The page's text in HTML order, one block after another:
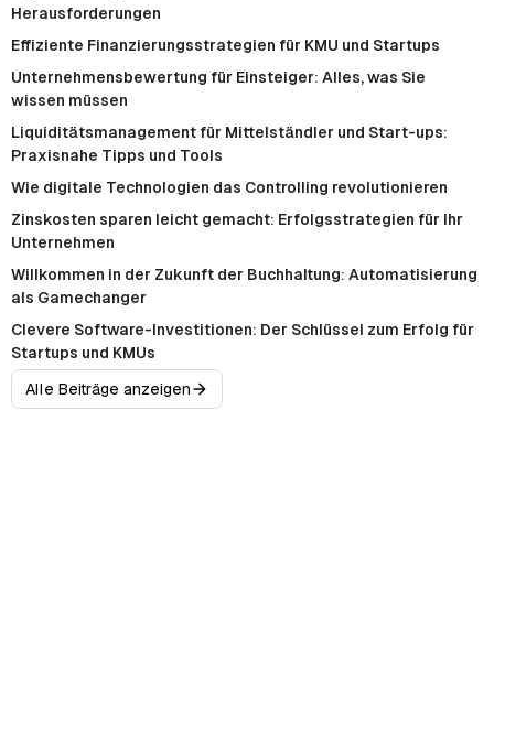
Herausforderungen
Effiziente Finanzierungsstrategien für KMU und Startups
Unternehmensbewertung für Einsteiger: Alles, was Sie
wissen müssen
Liquiditätsmanagement für Mittelständler und Start-ups:
Praxisnahe Tipps und Tools
Wie digitale Technologien das Controlling revolutionieren
Zinskosten sparen leicht gemacht: Erfolgsstrategien für Ihr
Unternehmen
Willkommen in der Zukunft der Buchhaltung: Automatisierung
als Gamechanger
Clevere Software-Investitionen: Der Schlüssel zum Erfolg für
Startups und KMUs
Alle Beiträge anzeigen